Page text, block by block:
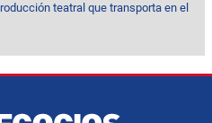
teatral que transporta en el